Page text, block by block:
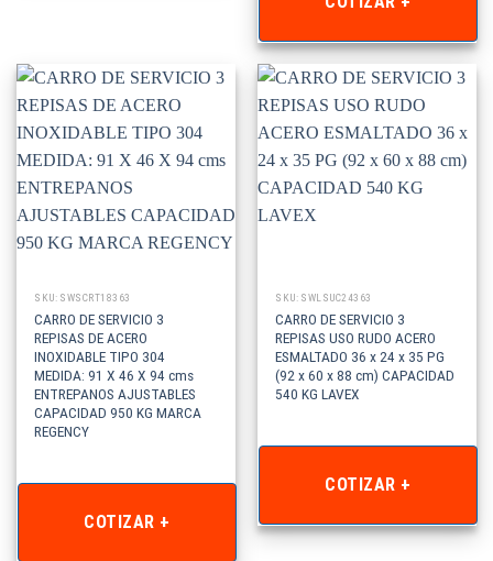
SKU: SWSCRT18363
CARRO DE SERVICIO 3
REPISAS DE ACERO
INOXIDABLE TIPO 304
MEDIDA: 91 X 46 X 94 cms
ENTREPANOS AJUSTABLES
CAPACIDAD 950 KG MARCA
REGENCY
COTIZAR +
SKU: SWLSUC24363
CARRO DE SERVICIO 3
REPISAS USO RUDO ACERO
ESMALTADO 36 x 24 x 35 PG
(92 x 60 x 88 cm) CAPACIDAD
540 KG LAVEX
COTIZAR +